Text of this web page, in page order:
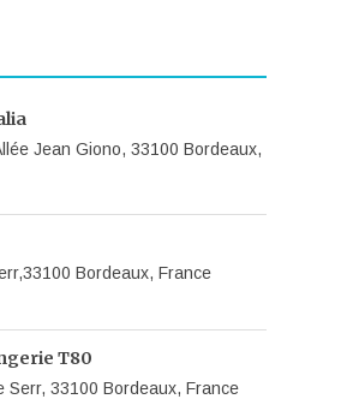
Jean Giono, 33100 Bordeaux,
Bordeaux, France
T80
Serr, 33100 Bordeaux, France